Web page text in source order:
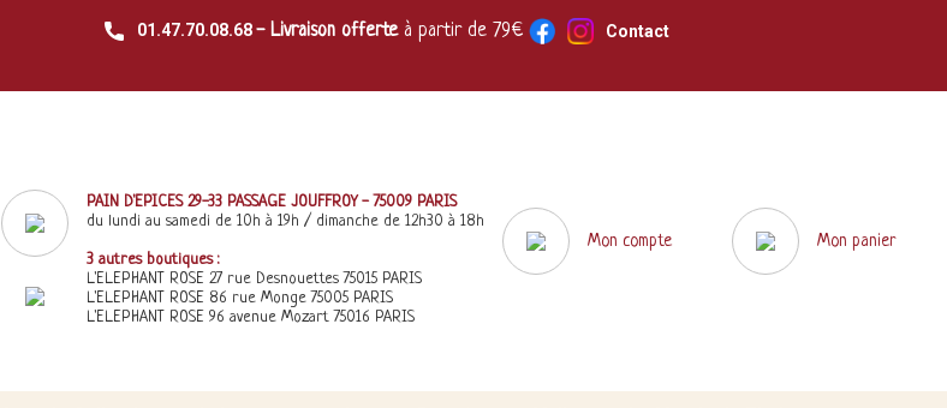
01.47.70.08.68- Livraison offerte à partir de 79€ Contact
PAIN D'EPICES 29-33 PASSAGE JOUFFROY - 75009 PARIS
du lundi au samedi de 10h à 19h / dimanche de 12h30 à 18h
3 autres boutiques :
L'ELEPHANT ROSE 27 rue Desnouettes 75015 PARIS
L'ELEPHANT ROSE 86 rue Monge 75005 PARIS
L'ELEPHANT ROSE 96 avenue Mozart 75016 PARIS
Mon compte Mon panier